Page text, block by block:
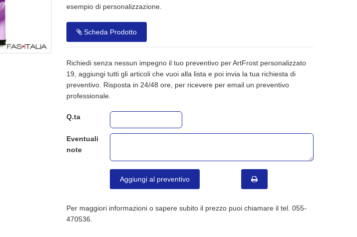
esempio di personalizzazione.
Scheda Prodotto
Richiedi senza nessun impegno il tuo preventivo per ArtFrost personalizzato
19, aggiungi tutti gli articoli che vuoi alla lista e poi invia la tua richiesta di
preventivo. Risposta in 24/48 ore, per ricevere per email un preventivo
professionale.
Q.ta
Eventuali
note
Aggiungi al preventivo
Per maggiori informazioni o sapere subito il prezzo puoi chiamare il tel. 055-
470536.